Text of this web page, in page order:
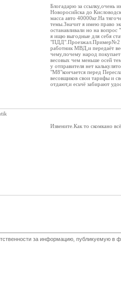
Блогадарю за ссылку,очень
Новоросийска до
масса авто 40000кг.На
темы.Значит я имею право
останавливали но на
я ищю выгодные для себя
"ПДД".Проезжал.Пример№2 в
работник МВД,и передаёт
чему,почему народ
весовых чем меньше осей
у отправителя нет
"М8"кончается перед
весовщиков свои тарифы и
отдают,и есьчё забирают
Извените.Как то скомкано
за информацию, публикуемую